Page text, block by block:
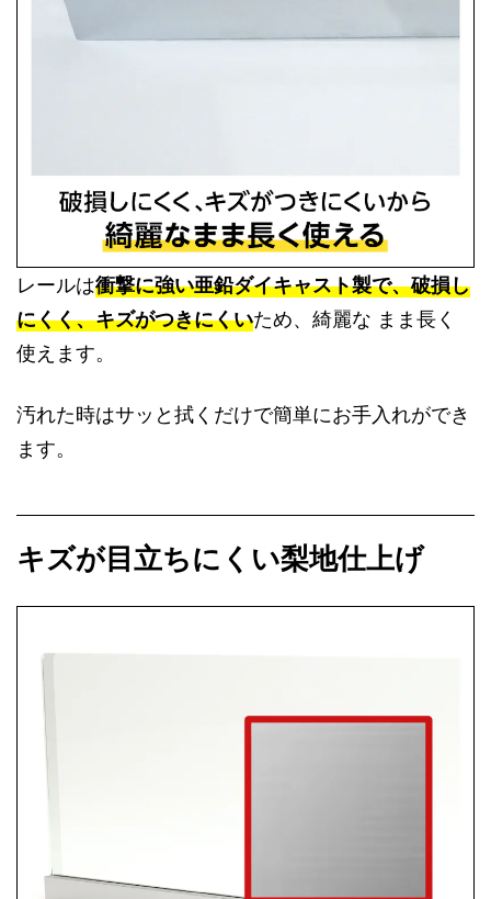
レールは衝撃に強い亜鉛ダイキャスト製で、破損し
にくく、キズがつきにくいため、綺麗な まま長く
使えます。
汚れた時はサッと拭くだけで簡単にお手入れができ
ます。
キズが目立ちにくい梨地仕上げ